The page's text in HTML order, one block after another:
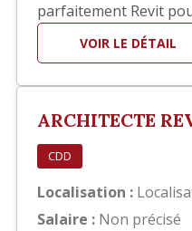
parfaitement Revit
en phase EXE. Vos
principalement sur la
repérage. Production
VOIR LE DÉTAIL
ARCHITECTE
CDD
Localisation :
Salaire : Non précisé